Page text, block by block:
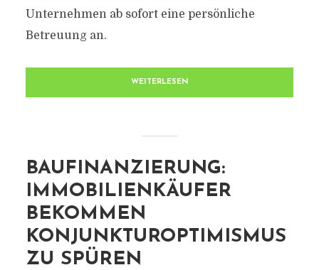
Unternehmen ab sofort eine persönliche
Betreuung an.
WEITERLESEN
BAUFINANZIERUNG:
IMMOBILIENKÄUFER
BEKOMMEN
KONJUNKTUROPTIMISMUS
ZU SPÜREN